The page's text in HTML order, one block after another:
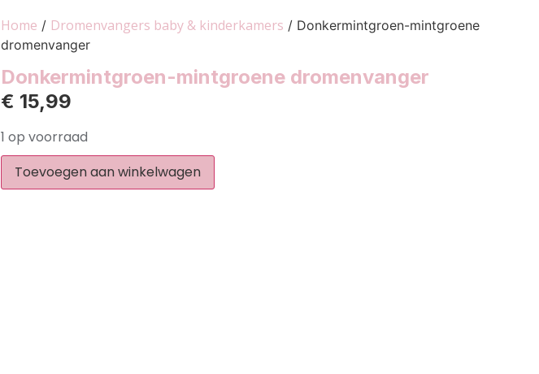
Home / Dromenvangers baby & kinderkamers / Donkermintgroen-mintgroene
dromenvanger
Donkermintgroen-mintgroene dromenvanger
€ 15,99
1 op voorraad
Toevoegen aan winkelwagen